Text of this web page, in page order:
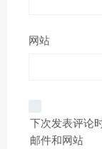
网站
下次发表评论
邮件和网站